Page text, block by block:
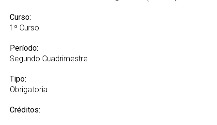
Curso:
1º Curso
Período:
Segundo Cuadrimestre
Tipo:
Obrigatoria
Créditos: